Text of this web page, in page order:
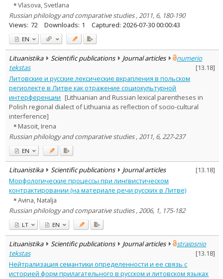
Vlasova, Svetlana
Russian philology and comparative studies , 2011, 6, 180-190
Views: 72 Downloads: 1 Captured: 2026-07-30 00:00:43
EN
Lituanistika Scientific publications Journal articles
numerio
tekstas
[13.18]
Литовские и русские лексические вкрапления в польском
региолекте в Литве как отражение социокультурной
интерференции [Lithuanian and Russian lexical parentheses in
Polish regional dialect of Lithuania as reflection of socio-cultural
interference]
Masoit, Irena
Russian philology and comparative studies , 2011, 6, 227-237
EN
Lituanistika Scientific publications Journal articles [13.18]
Морфологические процессы при лингвистическом
контрактировании (на материале речи русских в Литве)
Avina, Natalja
Russian philology and comparative studies , 2006, 1, 175-182
LT EN
Lituanistika Scientific publications Journal articles
straipsnio
tekstas
[13.18]
Нейтрализация семантики определенности и ее связь с
историей форм прилагательного в русском и литовском языках